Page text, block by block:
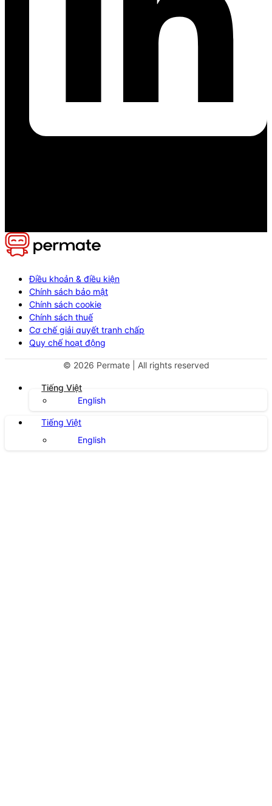
Điều khoản & điều kiện
Chính sách bảo mật
Chính sách cookie
Chính sách thuế
Cơ chế giải quyết tranh chấp
Quy chế hoạt động
© 2026 Permate | All rights reserved
Tiếng Việt
English
Tiếng Việt
English